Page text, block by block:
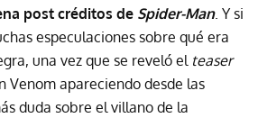
post créditos de Spider-Man. Y si
especulaciones sobre qué era
una vez que se reveló el teaser
Venom apareciendo desde las
duda sobre el villano de la